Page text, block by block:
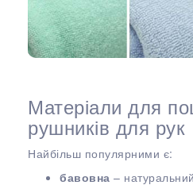
Матеріали для
рушників для рук
Найбільш популярними є:
бавовна –